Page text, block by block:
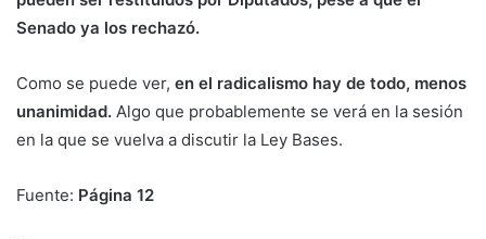
Senado ya los rechazó.
Como se puede ver, en el radicalismo hay de todo, menos
unanimidad. Algo que probablemente se verá en la sesión
en la que se vuelva a discutir la Ley Bases.
Fuente: Página 12